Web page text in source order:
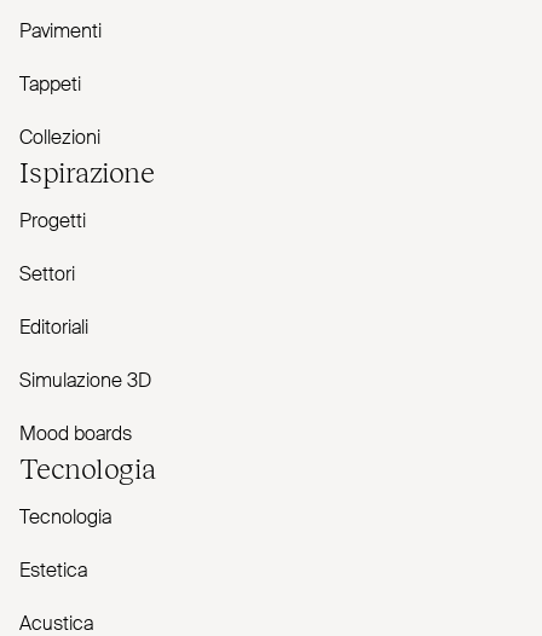
Pavimenti
Tappeti
Collezioni
Ispirazione
Progetti
Settori
Editoriali
Simulazione 3D
Mood boards
Tecnologia
Tecnologia
Estetica
Acustica